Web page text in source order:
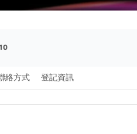
絡方式 登記資訊